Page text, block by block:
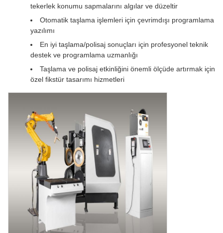
tekerlek konumu sapmalarını algılar ve düzeltir
Otomatik taşlama işlemleri için çevrimdışı programlama
yazılımı
En iyi taşlama/polisaj sonuçları için profesyonel teknik
destek ve programlama uzmanlığı
Taşlama ve polisaj etkinliğini önemli ölçüde artırmak için
özel fikstür tasarımı hizmetleri